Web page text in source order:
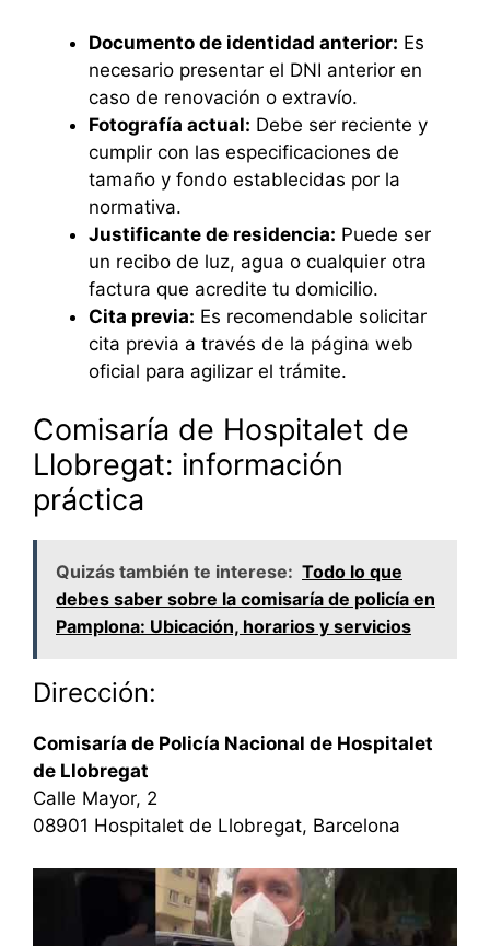
Documento de identidad anterior: Es
necesario presentar el DNI anterior en
caso de renovación o extravío.
Fotografía actual: Debe ser reciente y
cumplir con las especificaciones de
tamaño y fondo establecidas por la
normativa.
Justificante de residencia: Puede ser
un recibo de luz, agua o cualquier otra
factura que acredite tu domicilio.
Cita previa: Es recomendable solicitar
cita previa a través de la página web
oficial para agilizar el trámite.
Comisaría de Hospitalet de
Llobregat: información
práctica
Quizás también te interese: Todo lo que
debes saber sobre la comisaría de policía en
Pamplona: Ubicación, horarios y servicios
Dirección:
Comisaría de Policía Nacional de Hospitalet
de Llobregat
Calle Mayor, 2
08901 Hospitalet de Llobregat, Barcelona